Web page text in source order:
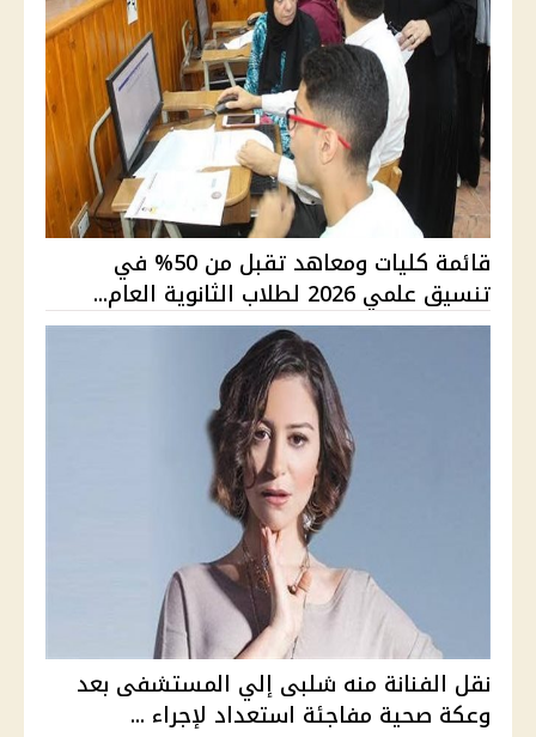
قائمة كليات ومعاهد تقبل من 50% في
تنسيق علمي 2026 لطلاب الثانوية العام...
نقل الفنانة منه شلبى إلي المستشفى بعد
وعكة صحية مفاجئة استعداد لإجراء ...